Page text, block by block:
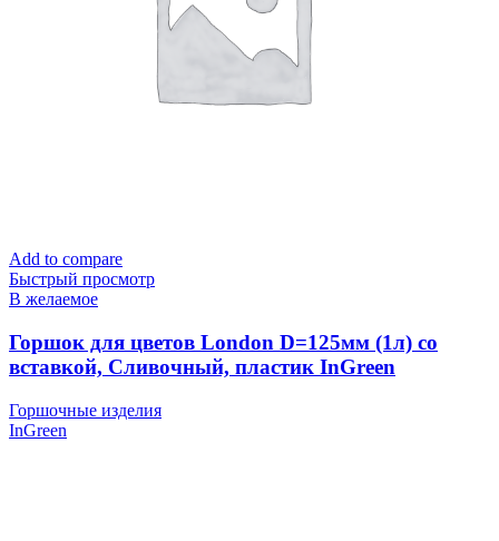
Add to compare
Быстрый просмотр
В желаемое
Горшок для цветов London D=125мм (1л) со
вставкой, Сливочный, пластик InGreen
Горшочные изделия
InGreen